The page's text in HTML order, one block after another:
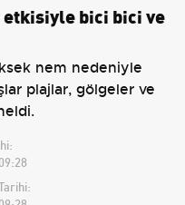
etkisiyle bici bici ve
nem nedeniyle
plajlar, gölgeler ve